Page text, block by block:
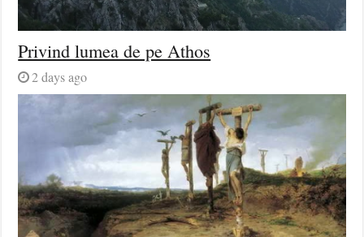
Privind lumea de pe Athos
2 days ago